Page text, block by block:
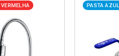
PASTA AZUL